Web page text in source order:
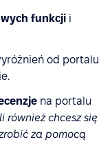
funkcji i
od portalu
na portalu
również chcesz się
za pomocą